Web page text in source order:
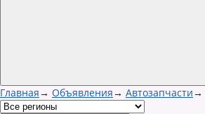
Главная→ Объявления→ Автозапчасти→